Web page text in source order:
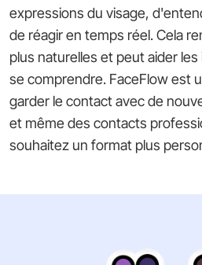
expressions du visage,
de réagir en temps réel. Cela
plus naturelles et peut aider
se comprendre. FaceFlow est
garder le contact avec de
et même des contacts
souhaitez un format plus